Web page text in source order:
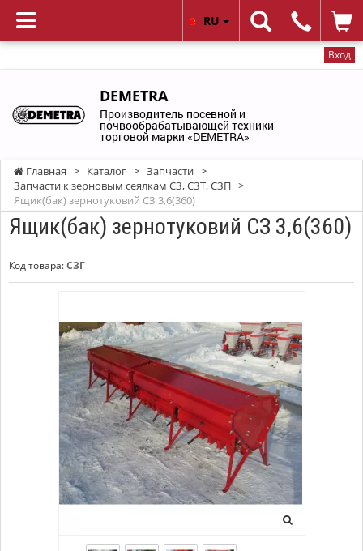
Вход
RU
DEMETRA
Производитель посевной и
почвообрабатывающей техники
торговой марки «DEMETRA»
Главная > Каталог > Запчасти >
Запчасти к зерновым сеялкам СЗ, СЗТ, СЗП >
Ящик(бак) зернотуковий СЗ 3,6(360)
Ящик(бак) зернотуковий СЗ 3,6(360)
Код товара:СЗГ